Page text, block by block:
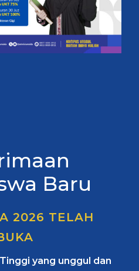
Baru
2026 TELAH
yang unggul dan